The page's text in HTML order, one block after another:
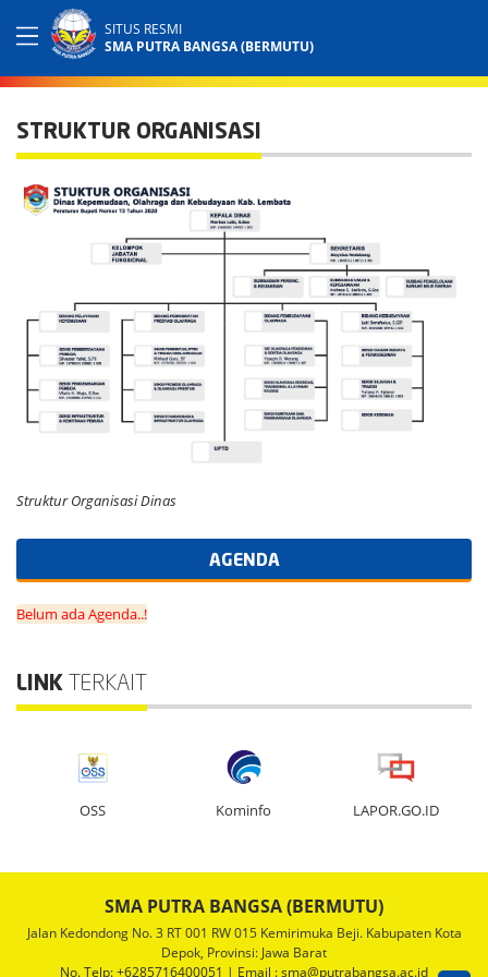
SITUS RESMI
SMA PUTRA BANGSA (BERMUTU)
STRUKTUR ORGANISASI
Struktur Organisasi Dinas
AGENDA
Belum ada Agenda..!
LINK TERKAIT
OSS Kominfo LAPOR.GO.ID
SMA PUTRA BANGSA (BERMUTU)
Jalan Kedondong No. 3 RT 001 RW 015 Kemirimuka Beji. Kabupaten Kota
Depok, Provinsi: Jawa Barat
No. Telp: +6285716400051 | Email : sma@putrabangsa.ac.id